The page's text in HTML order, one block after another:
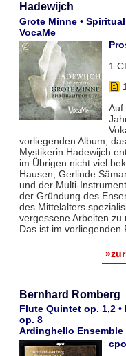
Hadewijch
Grote Minne •
VocaMe
1
Auf
vorliegenden Album,
Mystikerin Hadewijch
im Übrigen nicht viel
Hausen, Gerlinde
und der Multi-
der Gründung des
des Mittelalters
vergessene Arbeiten zu
Das ist im vorliegenden
Bernhard Romberg
Flute Quintet op. 1,2 •
op. 8
Ardinghello Ensemble